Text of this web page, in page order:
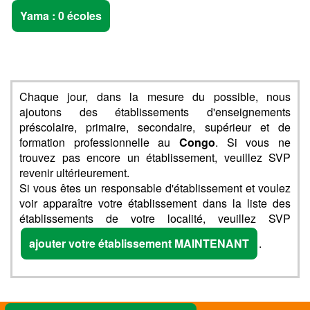
Yama : 0 écoles
Chaque jour, dans la mesure du possible, nous
ajoutons des établissements d'enseignements
préscolaire, primaire, secondaire, supérieur et de
formation professionnelle au Congo. Si vous ne
trouvez pas encore un établissement, veuillez SVP
revenir ultérieurement.
Si vous êtes un responsable d'établissement et voulez
voir apparaître votre établissement dans la liste des
établissements de votre localité, veuillez SVP
ajouter votre établissement MAINTENANT
.